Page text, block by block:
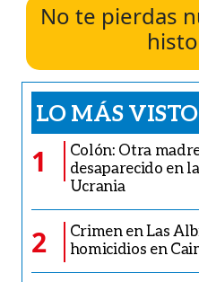
No te pierdas
LO MÁS VISTO
1
Colón: Otra
desaparecido en
Ucrania
2
Crimen en Las
homicidios en